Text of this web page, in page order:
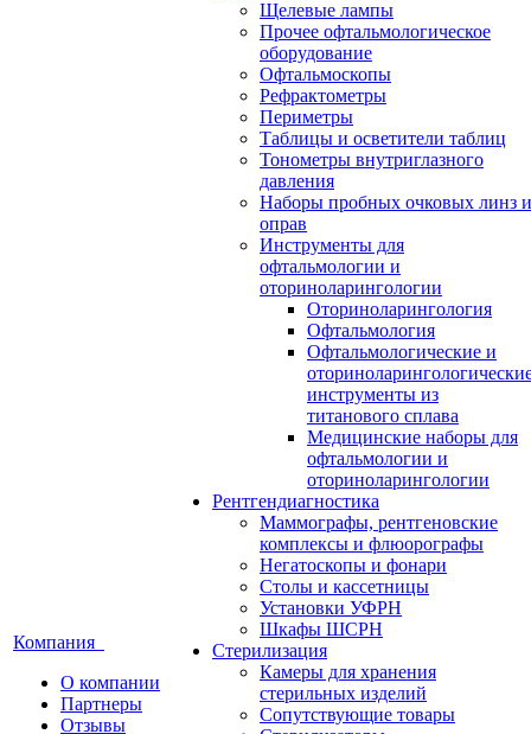
Компания
О компании
Партнеры
Отзывы
Щелевые лампы
Прочее офтальмологическое
оборудование
Офтальмоскопы
Рефрактометры
Периметры
Таблицы и осветители таблиц
Тонометры внутриглазного
давления
Наборы пробных очковых линз и
оправ
Инструменты для
офтальмологии и
оториноларингологии
Оториноларингология
Офтальмология
Офтальмологические и
инструменты из
титанового сплава
Медицинские наборы для
офтальмологии и
оториноларингологии
Рентгендиагностика
Маммографы, рентгеновские
комплексы и флюорографы
Негатоскопы и фонари
Столы и кассетницы
Установки УФРН
Шкафы ШСРН
Стерилизация
Камеры для хранения
стерильных изделий
Сопутствующие товары